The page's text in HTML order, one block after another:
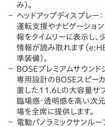
み）。
ヘッドアップディスプレー：
運転支援やナビゲーショ
報をタイムリーに表示し
情報が読み取れます（
準装備）。
BOSEプレミアムサウンド
専用設計のBOSEスピー
置した11.6Lの大容量サブ
臨場感・透明感を高い次
場を全席に提供します。
電動パノラミックサンルー